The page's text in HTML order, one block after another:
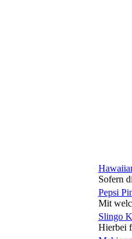
Sofern
Pepsi
Mit
Slingo
Hierbei